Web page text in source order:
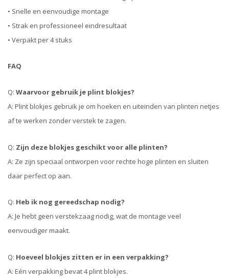
• Snelle en eenvoudige montage
• Strak en professioneel eindresultaat
• Verpakt per 4 stuks
FAQ
Q: Waarvoor gebruik je plint blokjes?
A: Plint blokjes gebruik je om hoeken en uiteinden van plinten netjes
af te werken zonder verstek te zagen.
Q: Zijn deze blokjes geschikt voor alle plinten?
A: Ze zijn speciaal ontworpen voor rechte hoge plinten en sluiten
daar perfect op aan.
Q: Heb ik nog gereedschap nodig?
A: Je hebt geen verstekzaag nodig, wat de montage veel
eenvoudiger maakt.
Q: Hoeveel blokjes zitten er in een verpakking?
A: Eén verpakking bevat 4 plint blokjes.